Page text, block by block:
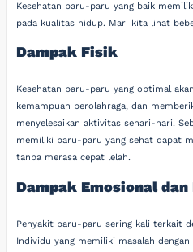
Kesehatan paru-paru yang baik
pada kualitas hidup. Mari kita lihat
Dampak Fisik
Kesehatan paru-paru yang optimal
kemampuan berolahraga, dan
menyelesaikan aktivitas sehari-hari.
memiliki paru-paru yang sehat dapat
tanpa merasa cepat lelah.
Dampak Emosional
Penyakit paru-paru sering kali terkait
Individu yang memiliki masalah